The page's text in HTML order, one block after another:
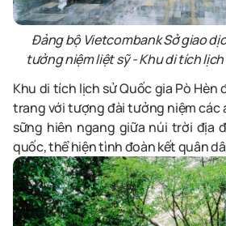
Đảng bộ Vietcombank Sở giao
tưởng niệm liệt sỹ - Khu di tích
Khu di tích lịch sử Quốc gia Pò Hèn
trang với tượng đài tưởng niệm các
sững hiên ngang giữa núi trời địa
quốc, thể hiện tình đoàn kết quân